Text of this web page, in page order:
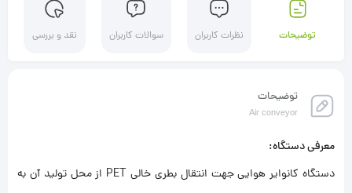
توضیحات نظرات کاربران سوالات کاربران نقد و بررسی
توضیحات
Air conveyor
معرفی دستگاه:
دستگاه کانوایر هوایی جهت انتقال بطری خالی PET از محل توليد آن به